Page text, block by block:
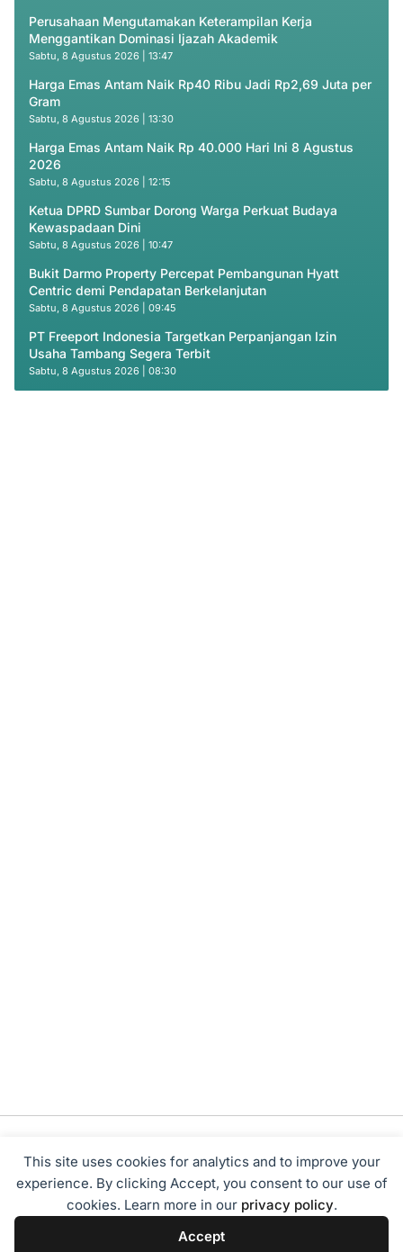
This site uses cookies for analytics and to improve your
experience. By clicking Accept, you consent to our use of
cookies. Learn more in our privacy policy.
Accept
Perusahaan Mengutamakan Keterampilan Kerja
Menggantikan Dominasi Ijazah Akademik
Sabtu, 8 Agustus 2026 | 13:47
Harga Emas Antam Naik Rp40 Ribu Jadi Rp2,69 Juta per
Gram
Sabtu, 8 Agustus 2026 | 13:30
Harga Emas Antam Naik Rp 40.000 Hari Ini 8 Agustus
2026
Sabtu, 8 Agustus 2026 | 12:15
Ketua DPRD Sumbar Dorong Warga Perkuat Budaya
Kewaspadaan Dini
Sabtu, 8 Agustus 2026 | 10:47
Bukit Darmo Property Percepat Pembangunan Hyatt
Centric demi Pendapatan Berkelanjutan
Sabtu, 8 Agustus 2026 | 09:45
PT Freeport Indonesia Targetkan Perpanjangan Izin
Usaha Tambang Segera Terbit
Sabtu, 8 Agustus 2026 | 08:30
Tentang Kami Redaksi Disclaimer
Privacy Policy
Pedoman Media Siber